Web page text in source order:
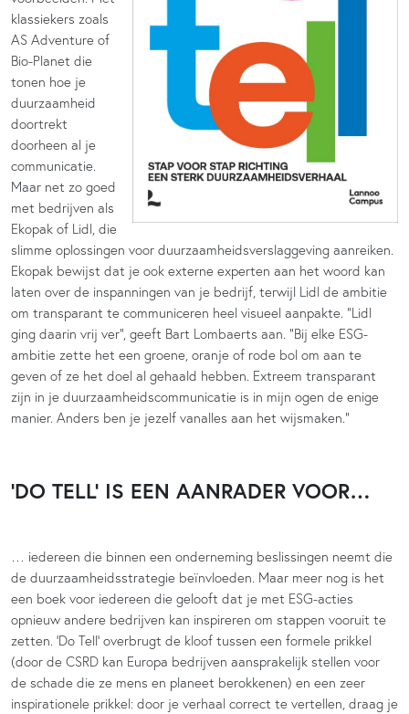
klassiekers zoals
AS Adventure of
Bio-Planet die
tonen hoe je
duurzaamheid
doortrekt
doorheen al je
communicatie.
Maar net zo goed
met bedrijven als
Ekopak of Lidl, die
slimme oplossingen voor duurzaamheidsverslaggeving aanreiken.
Ekopak bewijst dat je ook externe experten aan het woord kan
laten over de inspanningen van je bedrijf, terwijl Lidl de ambitie
om transparant te communiceren heel visueel aanpakte. “Lidl
ging daarin vrij ver”, geeft Bart Lombaerts aan. “Bij elke ESG-
ambitie zette het een groene, oranje of rode bol om aan te
geven of ze het doel al gehaald hebben. Extreem transparant
zijn in je duurzaamheidscommunicatie is in mijn ogen de enige
manier. Anders ben je jezelf vanalles aan het wijsmaken.”
‘DO TELL’ IS EEN AANRADER VOOR…
… iedereen die binnen een onderneming beslissingen neemt die
de duurzaamheidsstrategie beïnvloeden. Maar meer nog is het
een boek voor iedereen die gelooft dat je met ESG-acties
opnieuw andere bedrijven kan inspireren om stappen vooruit te
zetten. ‘Do Tell’ overbrugt de kloof tussen een formele prikkel
(door de CSRD kan Europa bedrijven aansprakelijk stellen voor
de schade die ze mens en planeet berokkenen) en een zeer
inspirationele prikkel: door je verhaal correct te vertellen, draag je